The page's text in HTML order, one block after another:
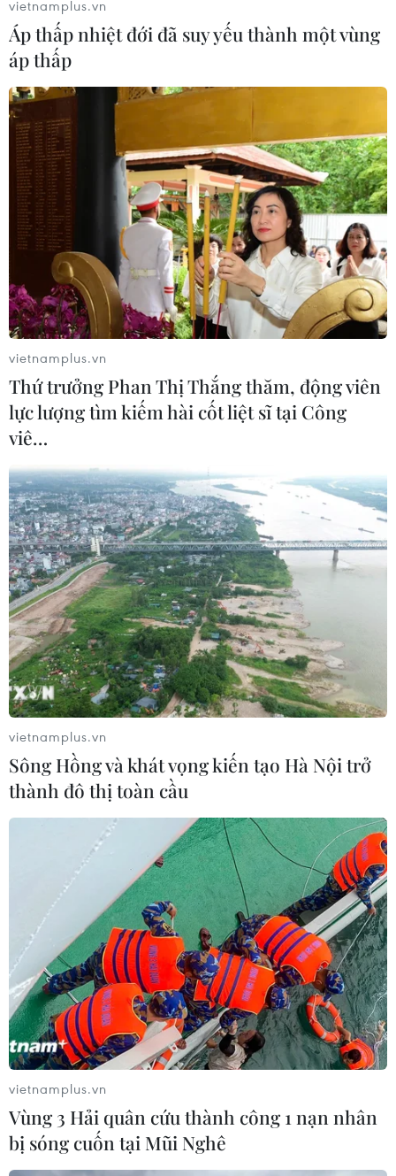
Lào tăng cường các biện pháp phòng dịch
COVID-19 tại thủ đô Vientiane
19/09/2021 08:26
Vientiane tiếp tục ghi nhận số ca cộng đồng cao nhất cả
nước với 225 ca; trong đó ổ dịch tại một nhà máy may
mặc trên địa bàn vẫn diễn biến phức tạp khi ghi nhận
179 ca.
Australia đẩy nhanh tiêm chủng, New
Zealand điều chỉnh phong tỏa
19/09/2021 08:22
Australia phải thừa nhận khả năng không thể loại bỏ
hoàn toàn dịch, trong khi Thủ tướng New Zealand dự
kiến sẽ công bố quyết định điều chỉnh cấp độ cảnh báo
đối với Auckland.
Malaysia sẽ tiêm mũi vaccine COVID-19
tăng cường cho người già
vietnamplus.vn
Áp thấp nhiệt đới đã suy yếu thành một vùng
áp thấp
vietnamplus.vn
Thứ trưởng Phan Thị Thắng thăm, động viên
lực lượng tìm kiếm hài cốt liệt sĩ tại Công
viê…
vietnamplus.vn
Sông Hồng và khát vọng kiến tạo Hà Nội trở
thành đô thị toàn cầu
vietnamplus.vn
Vùng 3 Hải quân cứu thành công 1 nạn nhân
bị sóng cuốn tại Mũi Nghê